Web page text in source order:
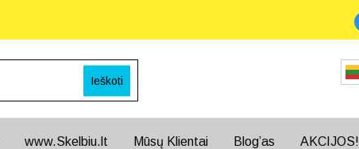
Ieškoti
www.Skelbiu.lt Mūsų Klientai Blog’as AKCIJOS!